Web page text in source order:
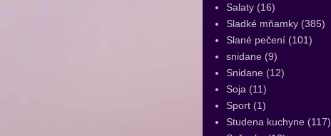
Salaty (16)
Sladké mňamky (385)
Slané pečení (101)
snidane (9)
Snidane (12)
Soja (11)
Sport (1)
Studena kuchyne (117)